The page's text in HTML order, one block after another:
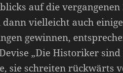
auf die vergangenen
vielleicht auch
gewinnen,
„Die Historiker
sie schreiten rückwärts